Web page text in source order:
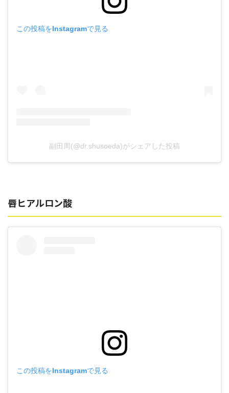
この投稿をInstagramで見る
副田周(@dr.shusoeda)がシェアした投稿
唇ヒアルロン酸
この投稿をInstagramで見る